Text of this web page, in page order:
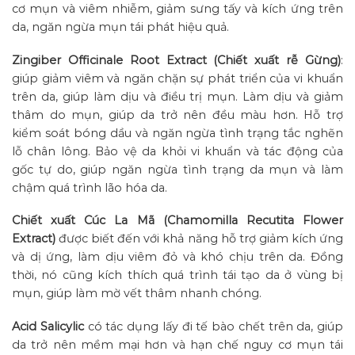
cơ mụn và viêm nhiễm, giảm sưng tấy và kích ứng trên
da, ngăn ngừa mụn tái phát hiệu quả.
Zingiber Officinale Root Extract (Chiết xuất rễ Gừng):
giúp giảm viêm và ngăn chặn sự phát triển của vi khuẩn
trên da, giúp làm dịu và điều trị mụn. Làm dịu và giảm
thâm do mụn, giúp da trở nên đều màu hơn. Hỗ trợ
kiểm soát bóng dầu và ngăn ngừa tình trạng tắc nghẽn
lỗ chân lông. Bảo vệ da khỏi vi khuẩn và tác động của
gốc tự do, giúp ngăn ngừa tình trạng da mụn và làm
chậm quá trình lão hóa da.
Chiết xuất Cúc La Mã (Chamomilla Recutita Flower
Extract) được biết đến với khả năng hỗ trợ giảm kích ứng
và dị ứng, làm dịu viêm đỏ và khó chịu trên da. Đồng
thời, nó cũng kích thích quá trình tái tạo da ở vùng bị
mụn, giúp làm mờ vết thâm nhanh chóng.
Acid Salicyliccó tác dụng lấy đi tế bào chết trên da, giúp
da trở nên mềm mại hơn và hạn chế nguy cơ mụn tái